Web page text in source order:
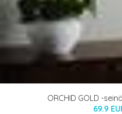
ORCHID GOLD -
69.9